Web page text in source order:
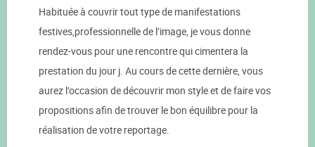
Habituée à couvrir tout type de manifestations
festives,professionnelle de l’image, je vous donne
rendez-vous pour une rencontre qui cimentera la
prestation du jour j. Au cours de cette dernière, vous
aurez l’occasion de découvrir mon style et de faire vos
propositions afin de trouver le bon équilibre pour la
réalisation de votre reportage.